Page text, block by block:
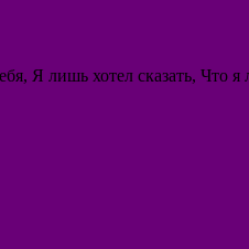
Я лишь хотел сказать, Что